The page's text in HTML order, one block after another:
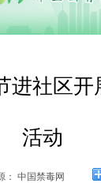
进社区
活动
： 中国禁毒网